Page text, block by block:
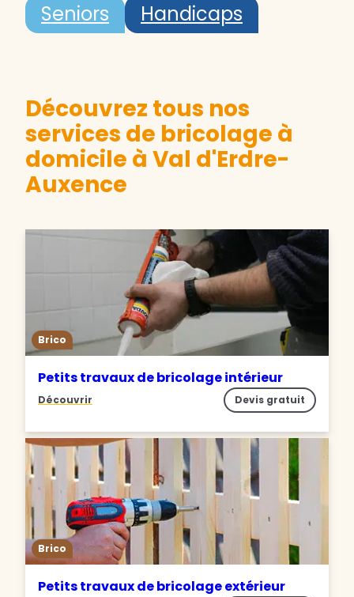
Seniors Handicaps
Découvrez tous nos
services de bricolage à
domicile à Val d'Erdre-
Auxence
Brico
Petits travaux de bricolage intérieur
Découvrir Devis gratuit
Brico
Petits travaux de bricolage extérieur